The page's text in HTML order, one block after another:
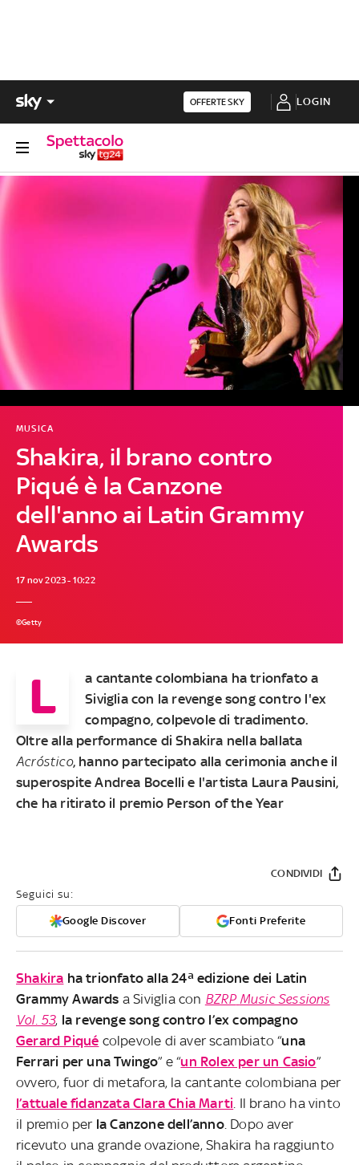
OFFERTE SKY LOGIN
Shakira, il brano contro
Piqué è la Canzone
dell'anno ai Latin Grammy
Awards
MUSICA
17 nov 2023 - 10:22
©Getty
L
a cantante colombiana ha trionfato a
Siviglia con la revenge song contro l'ex
compagno, colpevole di tradimento.
Oltre alla performance di Shakira nella ballata
Acróstico, hanno partecipato alla cerimonia anche il
superospite Andrea Bocelli e l'artista Laura Pausini,
che ha ritirato il premio Person of the Year
Seguici su:
Google Discover Fonti Preferite
CONDIVIDI
Shakira ha trionfato alla 24ª edizione dei Latin
Grammy Awards a Siviglia con BZRP Music Sessions
Vol. 53, la revenge song contro l’ex compagno
Gerard Piqué colpevole di aver scambiato “una
Ferrari per una Twingo” e “un Rolex per un Casio”
ovvero, fuor di metafora, la cantante colombiana per
l’attuale fidanzata Clara Chia Marti. Il brano ha vinto
il premio per la Canzone dell’anno. Dopo aver
ricevuto una grande ovazione, Shakira ha raggiunto